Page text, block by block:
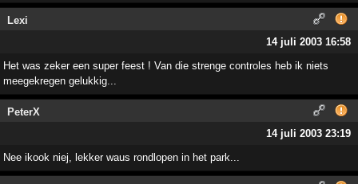
Lexi
14 juli 2003 16:58
Het was zeker een super feest ! Van die strenge controles heb ik niets
meegekregen gelukkig...
PeterX
14 juli 2003 23:19
Nee ikook niej, lekker waus rondlopen in het park...